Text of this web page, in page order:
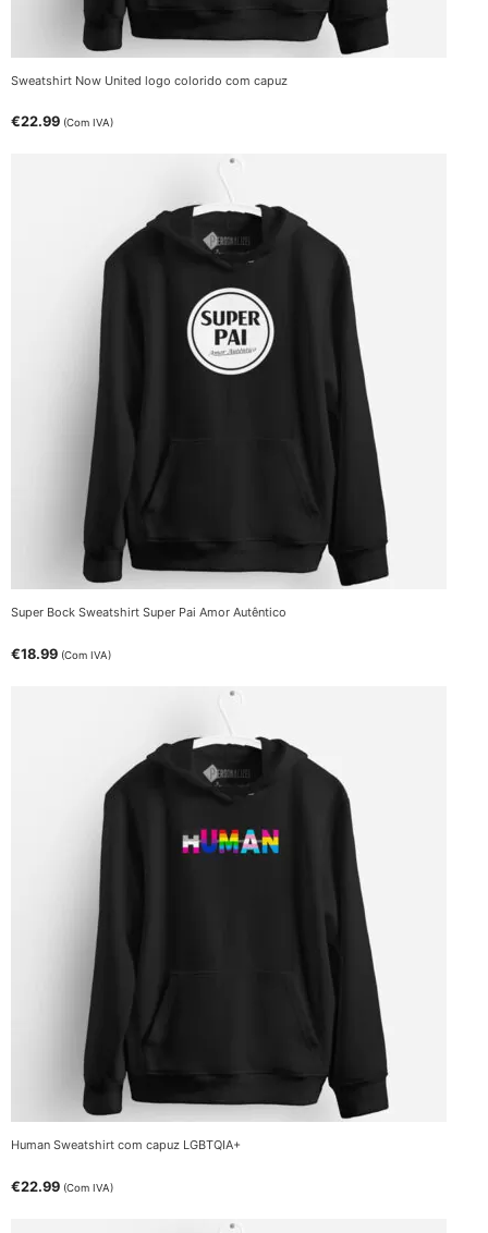
Sweatshirt Now United logo colorido com capuz
€22.99 (Com IVA)
Super Bock Sweatshirt Super Pai Amor Autêntico
€18.99 (Com IVA)
Human Sweatshirt com capuz LGBTQIA+
€22.99 (Com IVA)